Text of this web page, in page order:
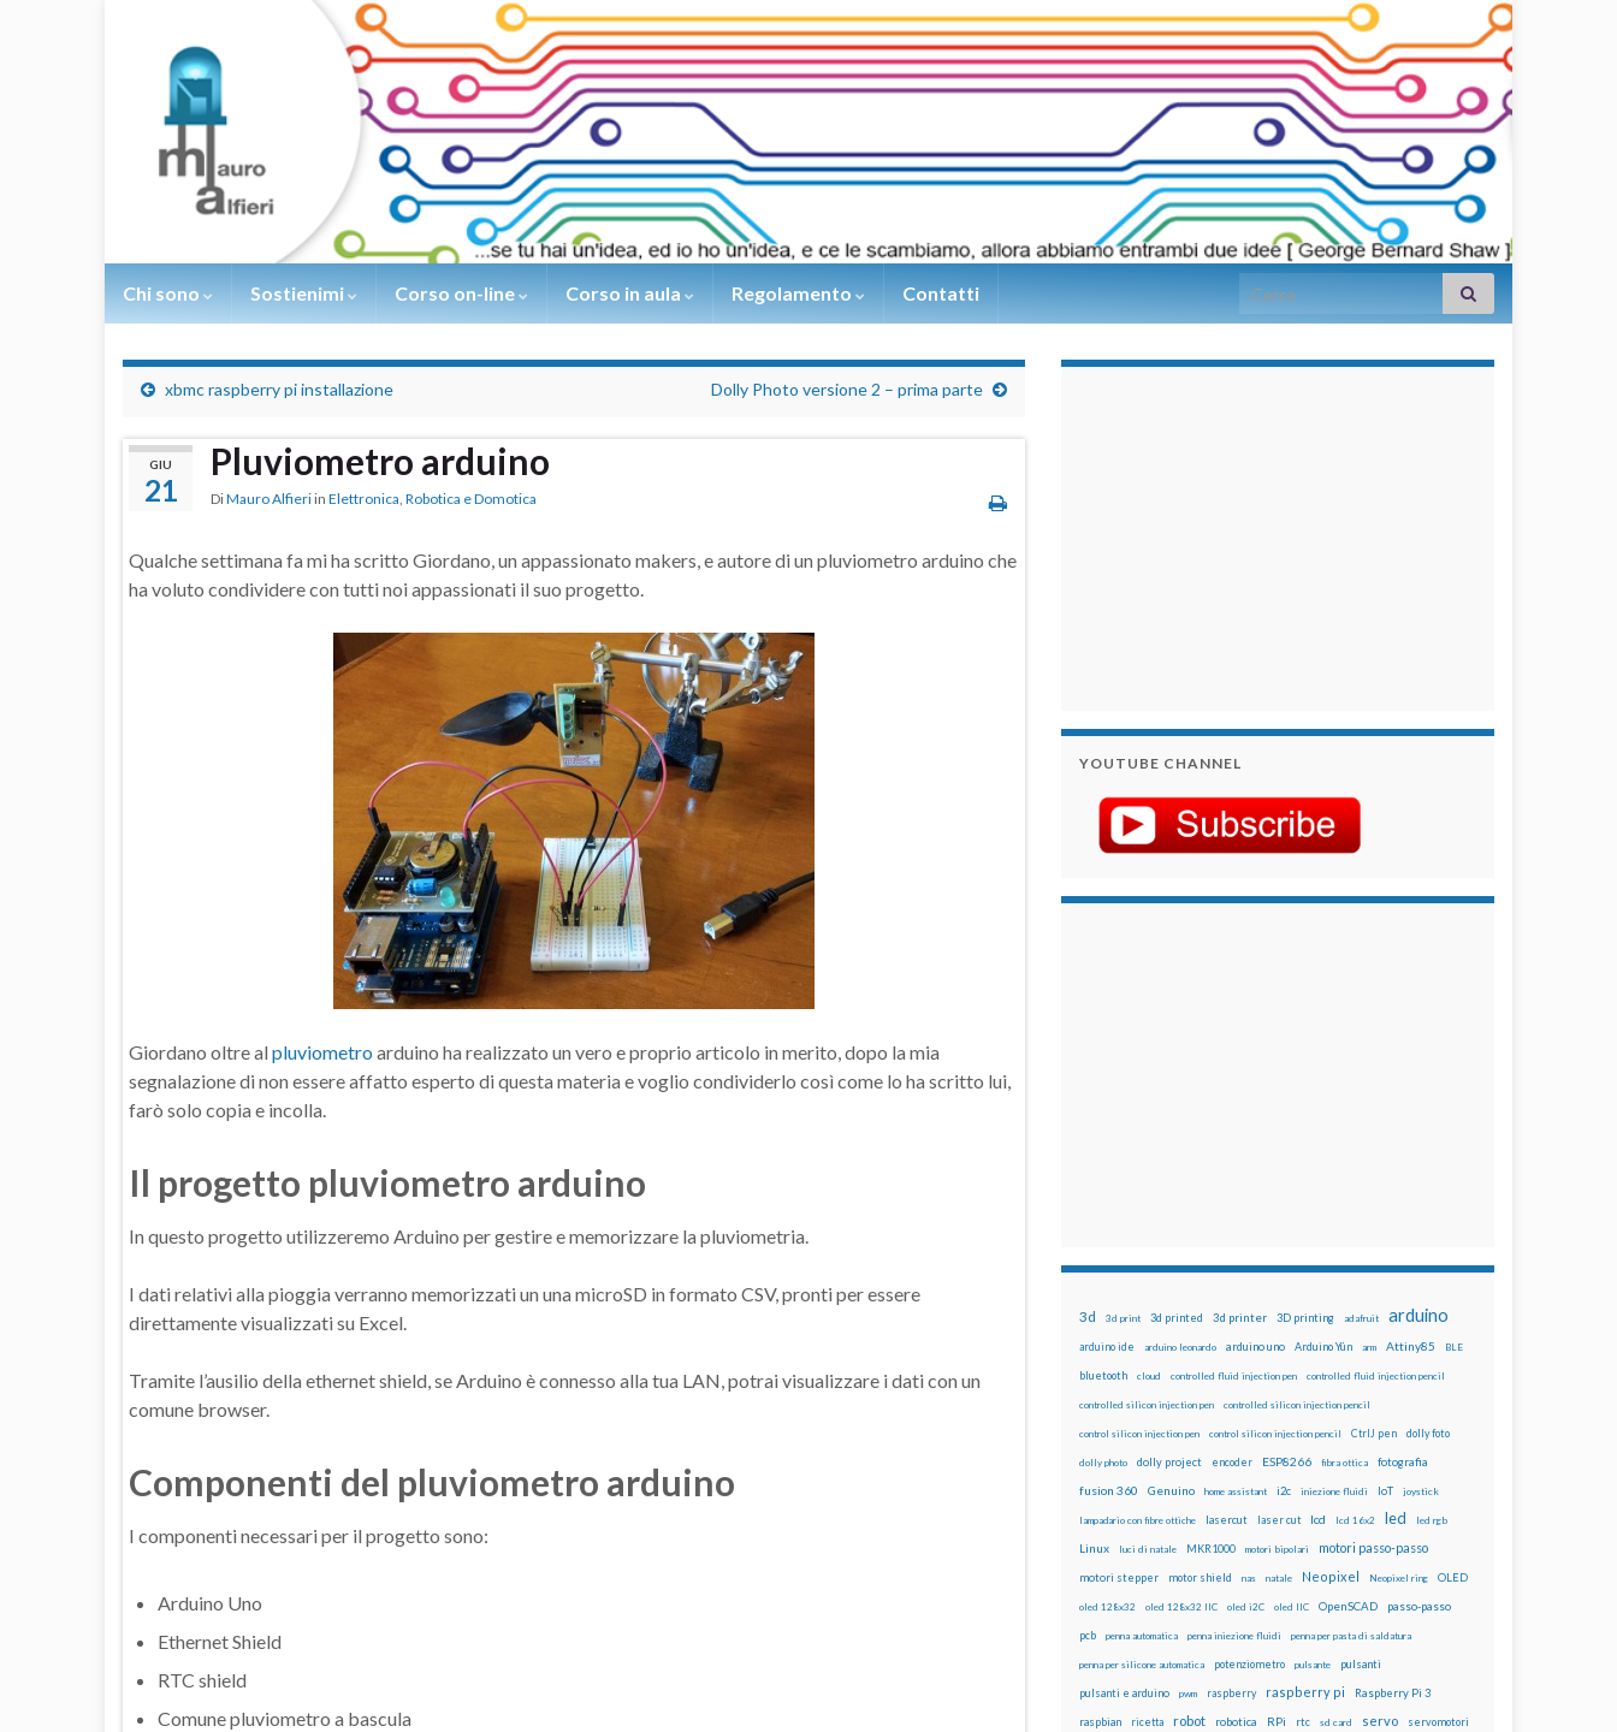
Chi sono Sostienimi Corso on-line Corso in aula Regolamento Contatti Search for:
xbmc raspberry pi installazione Dolly Photo versione 2 – prima parte
GIU
21
Pluviometro arduino
DiMauro Alfieri in Elettronica, Robotica e Domotica
Qualche settimana fa mi ha scritto Giordano, un appassionato makers, e autore di un pluviometro arduino che
ha voluto condividere con tutti noi appassionati il suo progetto.
Giordano oltre al pluviometro arduino ha realizzato un vero e proprio articolo in merito, dopo la mia
segnalazione di non essere affatto esperto di questa materia e voglio condividerlo così come lo ha scritto lui,
farò solo copia e incolla.
Il progetto pluviometro arduino
In questo progetto utilizzeremo Arduino per gestire e memorizzare la pluviometria.
I dati relativi alla pioggia verranno memorizzati un una microSD in formato CSV, pronti per essere
direttamente visualizzati su Excel.
Tramite l’ausilio della ethernet shield, se Arduino è connesso alla tua LAN, potrai visualizzare i dati con un
comune browser.
Componenti del pluviometro arduino
I componenti necessari per il progetto sono:
Arduino Uno
Ethernet Shield
RTC shield
Comune pluviometro a bascula
YOUTUBE CHANNEL
3d 3d print 3d printed 3d printer 3D printing adafruit arduino
arduino ide arduino leonardo arduino uno Arduino Yún arm Attiny85 BLE
bluetooth cloud controlled fluid injection pen controlled fluid injection pencil
controlled silicon injection pen controlled silicon injection pencil
control silicon injection pen control silicon injection pencil CtrlJ pen dolly foto
dolly photo dolly project encoder ESP8266 fibra ottica fotografia
fusion 360 Genuino home assistant i2c iniezione fluidi IoT joystick
lampadario con fibre ottiche lasercut laser cut lcd lcd 16x2 led led rgb
Linux luci di natale MKR1000 motori bipolari motori passo-passo
motori stepper motor shield nas natale Neopixel Neopixel ring OLED
oled 128x32 oled 128x32 IIC oled i2C oled IIC OpenSCAD passo-passo
pcb penna automatica penna iniezione fluidi penna per pasta di saldatura
penna per silicone automatica potenziometro pulsante pulsanti
pulsanti e arduino pwm raspberry raspberry pi Raspberry Pi 3
raspbian ricetta robot robotica RPi rtc sd card servo servomotori